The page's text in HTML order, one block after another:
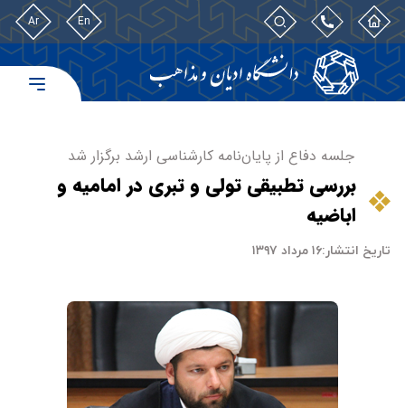
En
Ar
جلسه دفاع از پایان‌نامه کارشناسی ارشد برگزار شد
بررسی تطبیقی تولی و تبری در امامیه و
اباضیه
تاریخ انتشار:۱۶ مرداد ۱۳۹۷